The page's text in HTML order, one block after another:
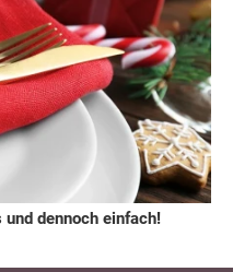
dennoch einfach!